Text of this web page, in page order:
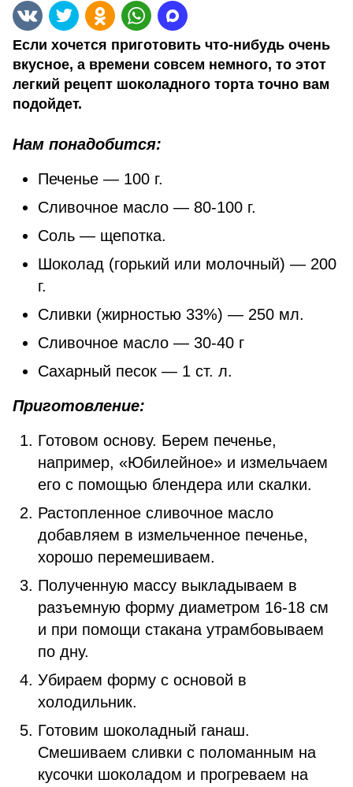
Если хочется приготовить что-нибудь очень
вкусное, а времени совсем немного, то этот
легкий рецепт шоколадного торта точно вам
подойдет.
Нам понадобится:
Печенье — 100 г.
Сливочное масло — 80-100 г.
Соль — щепотка.
Шоколад (горький или молочный) — 200
г.
Сливки (жирностью 33%) — 250 мл.
Сливочное масло — 30-40 г
Сахарный песок — 1 ст. л.
Приготовление:
Готовом основу. Берем печенье,
например, «Юбилейное» и измельчаем
его с помощью блендера или скалки.
Растопленное сливочное масло
добавляем в измельченное печенье,
хорошо перемешиваем.
Полученную массу выкладываем в
разъемную форму диаметром 16-18 см
и при помощи стакана утрамбовываем
по дну.
Убираем форму с основой в
холодильник.
Готовим шоколадный ганаш.
Смешиваем сливки с поломанным на
кусочки шоколадом и прогреваем на